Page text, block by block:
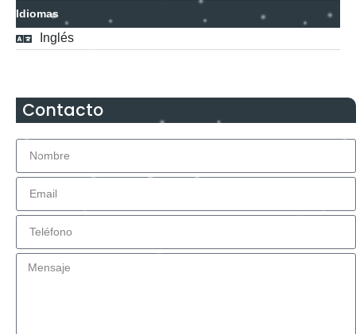
Idiomas
Inglés
Contacto